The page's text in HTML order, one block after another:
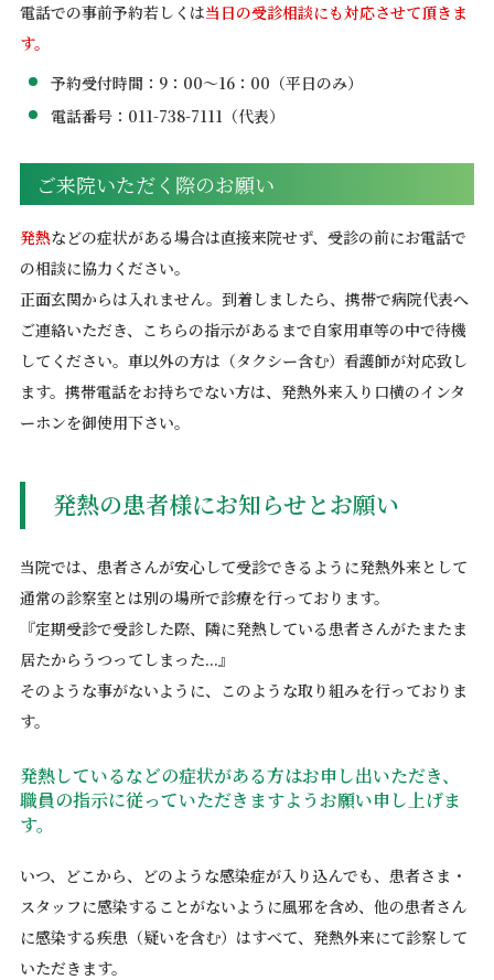
電話での事前予約若しくは当日の受診相談にも対応させて頂きま
す。
予約受付時間：9：00～16：00（平日のみ）
電話番号：011-738-7111（代表）
ご来院いただく際のお願い
発熱などの症状がある場合は直接来院せず、受診の前にお電話で
の相談に協力ください。
正面玄関からは入れません。到着しましたら、携帯で病院代表へ
ご連絡いただき、こちらの指示があるまで自家用車等の中で待機
してください。車以外の方は（タクシー含む）看護師が対応致し
ます。携帯電話をお持ちでない方は、発熱外来入り口横のインタ
ーホンを御使用下さい。
発熱の患者様にお知らせとお願い
当院では、患者さんが安心して受診できるように発熱外来として
通常の診察室とは別の場所で診療を行っております。
『定期受診で受診した際、隣に発熱している患者さんがたまたま
居たからうつってしまった...』
そのような事がないように、このような取り組みを行っておりま
す。
発熱しているなどの症状がある方はお申し出いただき、
職員の指示に従っていただきますようお願い申し上げま
す。
いつ、どこから、どのような感染症が入り込んでも、患者さま・
スタッフに感染することがないように風邪を含め、他の患者さん
に感染する疾患（疑いを含む）はすべて、発熱外来にて診察して
いただきます。